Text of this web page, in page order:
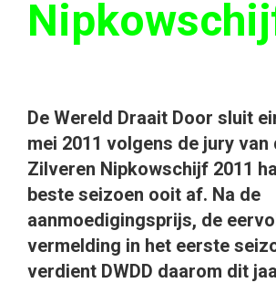
De Wereld Draait Door sluit
mei 2011 volgens de jury van
Zilveren Nipkowschijf 2011
beste seizoen ooit af. Na de
aanmoedigingsprijs, de
vermelding in het eerste
verdient DWDD daarom dit